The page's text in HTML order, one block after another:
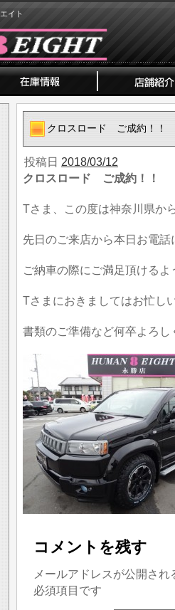
イト
クロスロード ご成約！！
投稿日 2018/03/12
クロスロード ご成約！！
Tさま、この度は神奈川県か
先日のご来店から本日お電
ご納車の際にご満足頂ける
Tさまにおきましてはお忙し
書類のご準備など何卒よろ
コメントを残す
メールアドレスが公開さ
必須項目です